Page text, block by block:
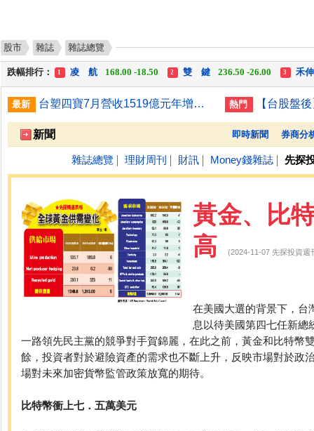
股市 雜誌 雜誌總覽
漲幅排行： 1 川 湖 11,110.00 +1,010.00 中化生35.75 +3.25
跌幅排行：
1 凌 航 168.00 -18.50 2 雙 鍵 236.50 -26.00 3
禾
跌停排行：
236.50 -26.00
最新 台塑四寶7月營收1519億元年增逾3成 南亞創49個月新高 熱門
新聞 即時新聞 券商分
雜誌總覽 理財周刊 財訊 Money錢雜誌 先探
黃金、比
高
(2024-11-07 先探投資週
在美國大選的背景下，台
息以待美國第四七任新總
一路領先民主黨的競爭對手賀錦麗，在此之前，黃金和比特幣
餘，投資者對於避險資產的需求也不斷上升，反映市場對於政
場對未來加密貨幣監管政策放寬的期待。
比特幣衝上七．五萬美元